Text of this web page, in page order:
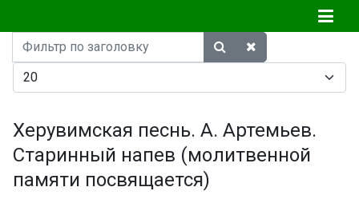
Фильтр
по
заголовку
Кол-во строк:
Херувимская песнь. А. Артемьев.
Старинный напев (молитвенной
памяти посвящается)